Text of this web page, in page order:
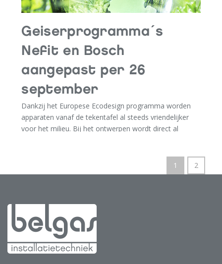
Geiserprogramma´s
Nefit en Bosch
aangepast per 26
september
Dankzij het Europese Ecodesign programma worden
apparaten vanaf de tekentafel al steeds vriendelijker
voor het milieu. Bij het ontwerpen wordt direct al
tot de NOx (stikstofoxide) uitstoot van gastoestellen
aangescherpt. Nefit en Bosch halen daarom een aantal
1 2